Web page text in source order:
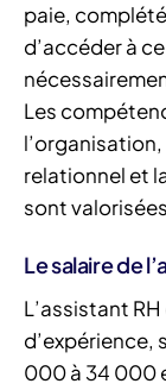
paie,
d’accéder à
Les
relationnel et
sont
Le salaire de
L’assistant
d’expérience,
000 à 34 000